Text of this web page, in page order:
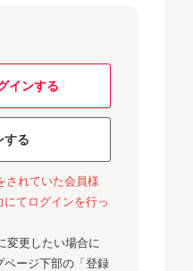
インする
する
されていた会員様
てログインを行っ
変更したい場合に
ページ下部の「登録